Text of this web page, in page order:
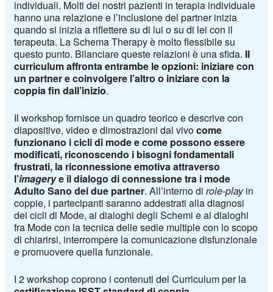
individuali. Molti dei nostri pazienti in terapia individuale
hanno una relazione e l’inclusione del partner inizia
quando si inizia a riflettere su di lui o su di lei con il
terapeuta. La Schema Therapy è molto flessibile su
questo punto. Bilanciare queste relazioni è una sfida. Il
curriculum affronta entrambe le opzioni: iniziare con
un partner e coinvolgere l’altro o iniziare con la
coppia fin dall’inizio.
Il workshop fornisce un quadro teorico e descrive con
diapositive, video e dimostrazioni dal vivocome
funzionano i cicli di mode e come possono essere
modificati, riconoscendo i bisogni fondamentali
frustrati, la riconnessione emotiva attraverso
l’imagerye il dialogo di connessione tra i mode
Adulto Sano dei due partner. All’interno dirole-playin
coppie, i partecipanti saranno addestrati alla diagnosi
dei cicli di Mode, ai dialoghi degli Schemi e ai dialoghi
fra Mode con la tecnica delle sedie multiple con lo scopo
di chiarirsi, interrompere la comunicazione disfunzionale
e promuovere quella funzionale.
I 2 workshop coprono i contenuti del Curriculum per la